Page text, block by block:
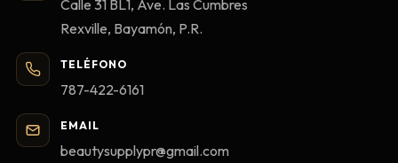
Calle 31 BL1, Ave. Las Cumbres
Rexville, Bayamón, P.R.
TELÉFONO
787-422-6161
EMAIL
beautysupplypr@gmail.com